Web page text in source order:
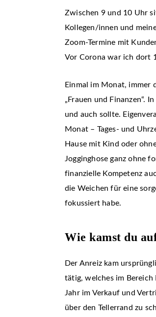
Zwischen 9 und 10 Uhr
Kollegen/innen und
Zoom-Termine mit
Vor Corona war ich dort
Einmal im Monat, immer
„Frauen und Finanzen“.
und auch sollte.
Monat – Tages- und
Hause mit Kind oder
Jogginghose ganz ohne
finanzielle Kompetenz
die Weichen für eine
fokussiert habe.
Wie kamst du
Der Anreiz kam
tätig, welches im
Jahr im Verkauf und
über den Tellerrand zu